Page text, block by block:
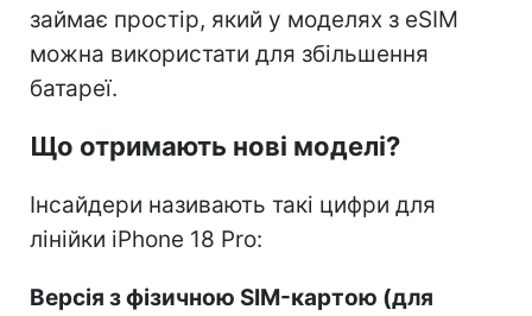
займає простір, який у моделях з eSIM
можна використати для збільшення
батареї.
Що отримають нові моделі?
Інсайдери називають такі цифри для
лінійки iPhone 18 Pro:
Версія з фізичною SIM-картою (для